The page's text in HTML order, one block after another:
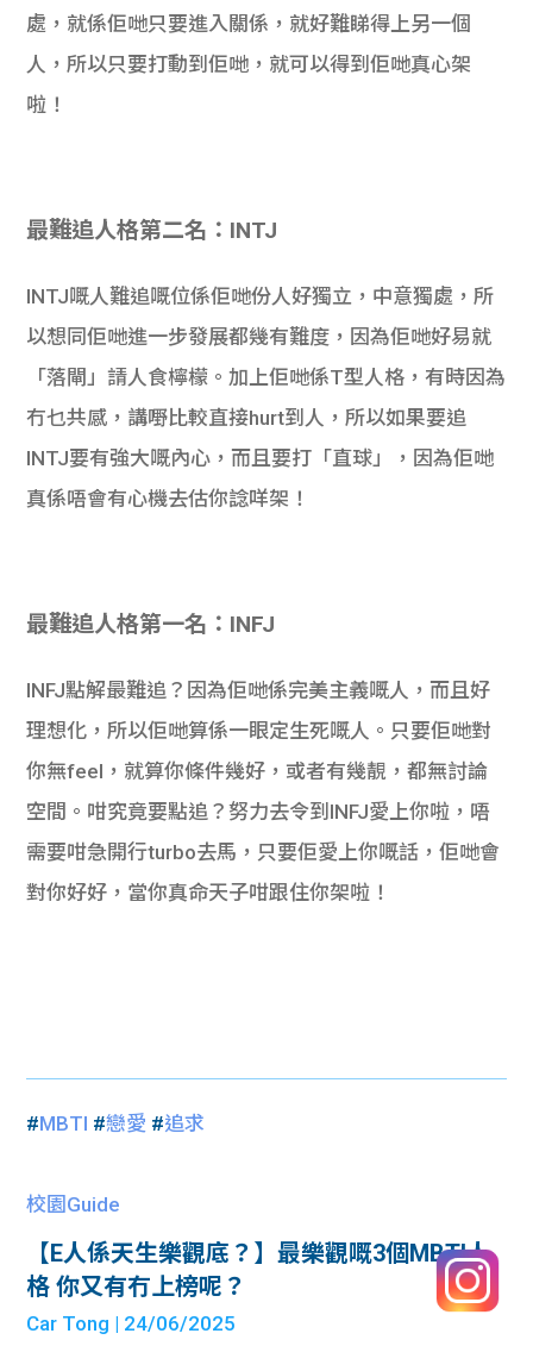
處，就係佢哋只要進入關係，就好難睇得上另一個
人，所以只要打動到佢哋，就可以得到佢哋真心架
啦！
最難追人格第二名：INTJ
INTJ嘅人難追嘅位係佢哋份人好獨立，中意獨處，所
以想同佢哋進一步發展都幾有難度，因為佢哋好易就
「落閘」請人食檸檬。加上佢哋係T型人格，有時因為
冇乜共感，講嘢比較直接hurt到人，所以如果要追
INTJ要有強大嘅內心，而且要打「直球」，因為佢哋
真係唔會有心機去估你諗咩架！
最難追人格第一名：INFJ
INFJ點解最難追？因為佢哋係完美主義嘅人，而且好
理想化，所以佢哋算係一眼定生死嘅人。只要佢哋對
你無feel，就算你條件幾好，或者有幾靚，都無討論
空間。咁究竟要點追？努力去令到INFJ愛上你啦，唔
需要咁急開行turbo去馬，只要佢愛上你嘅話，佢哋會
對你好好，當你真命天子咁跟住你架啦！
#MBTI #戀愛 #追求
校園Guide
【E人係天生樂觀底？】最樂觀嘅3個MBTI人
格 你又有冇上榜呢？
Car Tong | 24/06/2025